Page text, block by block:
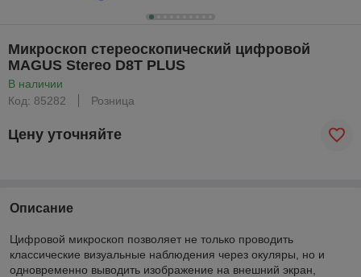
Микроскоп стереоскопический цифровой
MAGUS Stereo D8T PLUS
В наличии
Код: 85282
Розница
Цену уточняйте
Описание
Цифровой микроскоп позволяет не только проводить
классические визуальные наблюдения через окуляры, но и
одновременно выводить изображение на внешний экран,